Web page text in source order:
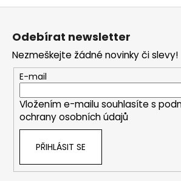
Odebírat newsletter
Nezmeškejte žádné novinky či slevy!
E-mail
Vložením e-mailu souhlasíte s
ochrany osobních údajů
PŘIHLÁSIT SE